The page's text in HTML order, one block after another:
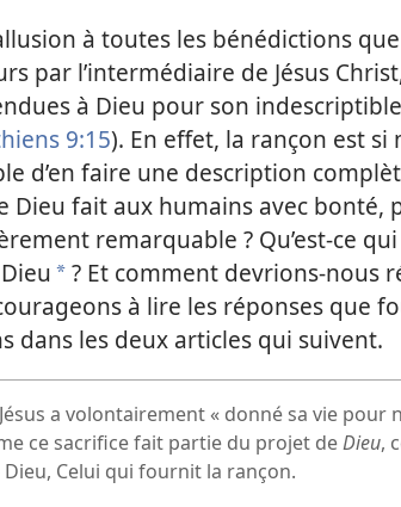
à toutes les bénédictions
par l’intermédiaire de Jésus
à Dieu pour son
9:15). En effet, la rançon est si
d’en faire une description
Dieu fait aux humains avec bonté,
remarquable ? Qu’est-​ce
a ? Et comment devrions-​nous
à lire les réponses que
dans les deux articles qui suivent.
a volontairement « donné sa vie pour
ce sacrifice fait partie du projet deDieu,
Celui qui fournit la rançon.